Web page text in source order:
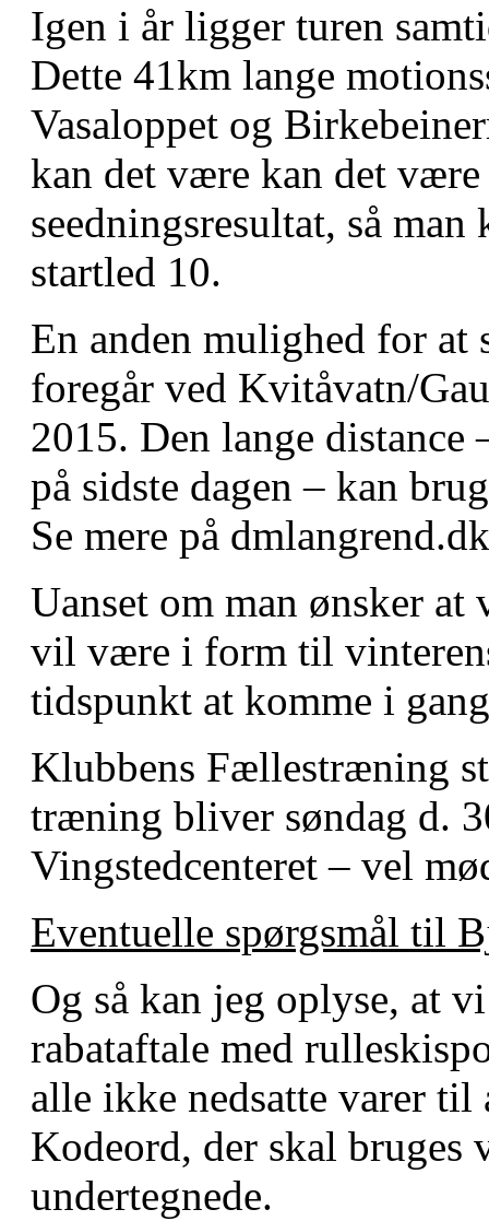
Igen i år ligger turen
Dette 41km lange
Vasaloppet og
kan det være kan det
seedningsresultat, så
startled 10.
En anden mulighed for at
foregår ved Kvitåvatn/
2015. Den lange
på sidste dagen – kan
Se mere på dmlangrend.dk
Uanset om man ønsker
vil være i form til
tidspunkt at komme i
Klubbens Fællestræning
træning bliver søndag d.
Vingstedcenteret – vel
Eventuelle spørgsmål til
Og så kan jeg oplyse, at
rabataftale med
alle ikke nedsatte varer til
Kodeord, der skal bruges
undertegnede.